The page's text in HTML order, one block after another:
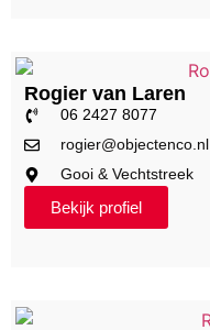
Rogier van Laren
06 2427 8077
rogier@objectenco.nl
Gooi & Vechtstreek
Bekijk profiel